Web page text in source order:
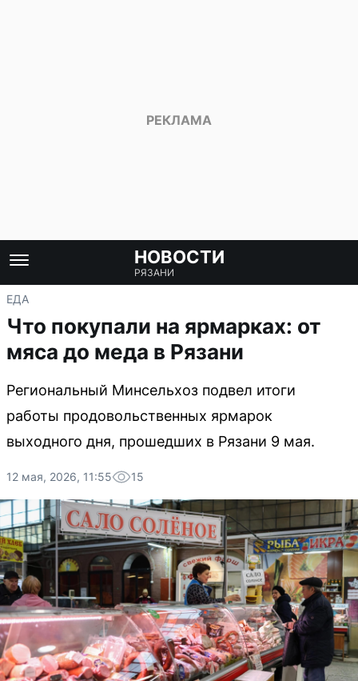
НОВОСТИ
РЯЗАНИ
ЕДА
Что покупали на ярмарках: от
мяса до меда в Рязани
Региональный Минсельхоз подвел итоги
работы продовольственных ярмарок
выходного дня, прошедших в Рязани 9 мая.
12 мая, 2026, 11:55 15